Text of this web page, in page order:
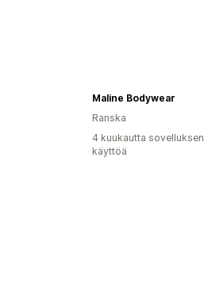
Maline Bodywear
Ranska
4 kuukautta sovelluksen
käyttöä